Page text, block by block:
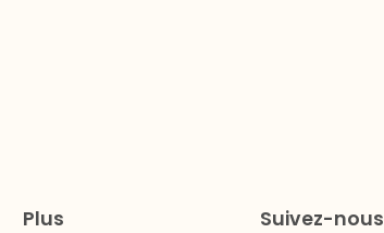
Plus Suivez-nous